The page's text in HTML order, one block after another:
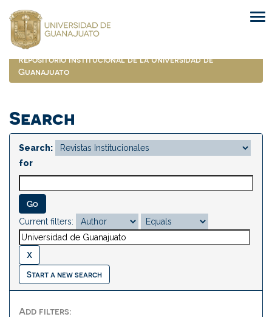
navigation
Repositorio Institucional de la Universidad de
Guanajuato
Search
Search:
for
Current filters:
Start a new search
Add filters: